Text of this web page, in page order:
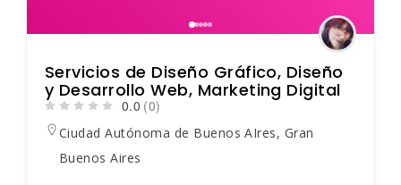
Servicios de Diseño Gráfico, Diseño
y Desarrollo Web, Marketing Digital
0.0 (0)
Ciudad Autónoma de Buenos AIres, Gran
Buenos Aires